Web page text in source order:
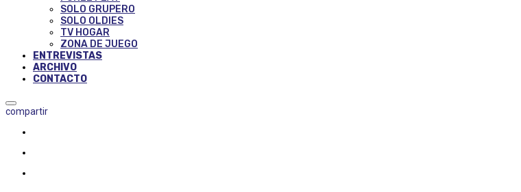
SOLO GRUPERO
SOLO OLDIES
TV HOGAR
ZONA DE JUEGO
ENTREVISTAS
ARCHIVO
CONTACTO
compartir